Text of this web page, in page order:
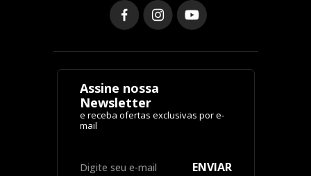
Assine nossa
Newsletter
ENVIAR